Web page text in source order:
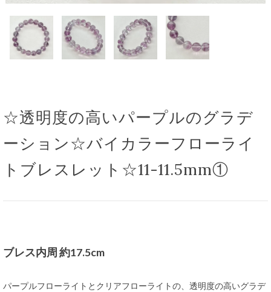
☆透明度の高いパープルのグラデ
ーション☆バイカラーフローライ
トブレスレット☆11-11.5mm①
ブレス内周 約17.5cm
パープルフローライトとクリアフローライトの、透明度の高いグラデ